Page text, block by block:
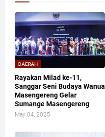
DAERAH
Rayakan Milad ke-11,
Sanggar Seni Budaya Wanua
Masengereng Gelar
Sumange Masengereng
May 04, 2025